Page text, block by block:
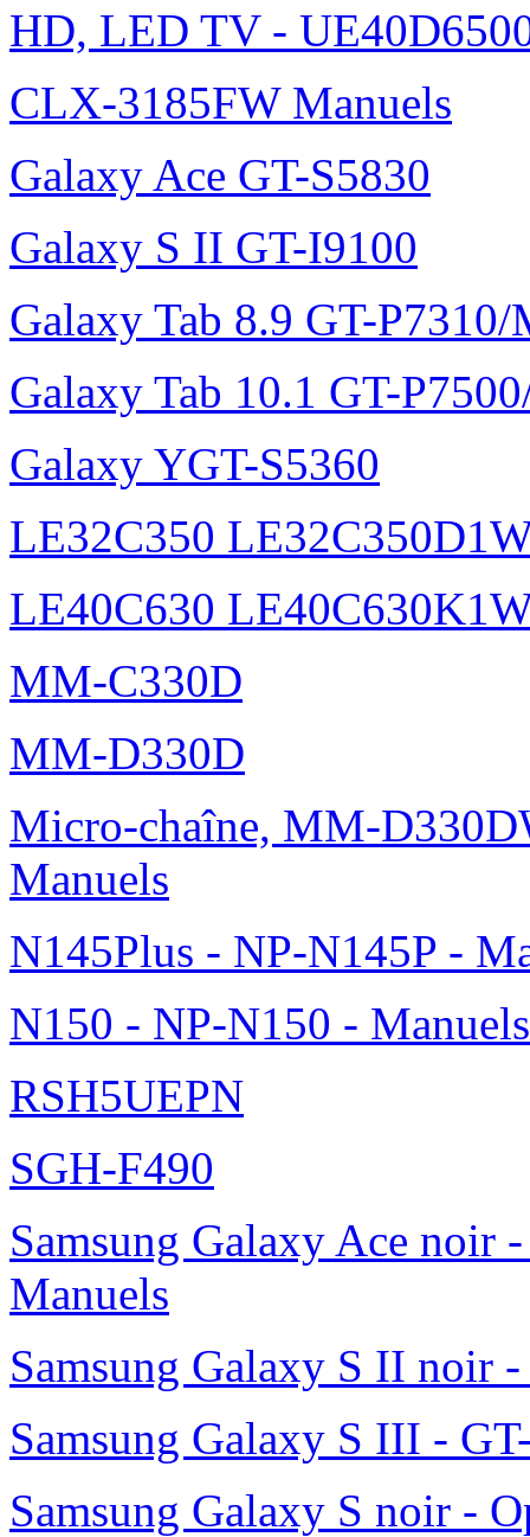
HD, LED TV -
CLX-3185FW Manuels
Galaxy Ace GT-S5830
Galaxy S II GT-I9100
Galaxy Tab 8.9 GT-P7310/
Galaxy Tab 10.1 GT-
Galaxy YGT-S5360
LE32C350
LE40C630
MM-C330D
MM-D330D
Micro-chaîne, MM-
Manuels
N145Plus - NP-N145P -
N150 - NP-N150 - Manuels
RSH5UEPN
SGH-F490
Samsung Galaxy Ace noir
Manuels
Samsung Galaxy S II noir
Samsung Galaxy S III -
Samsung Galaxy S noir -